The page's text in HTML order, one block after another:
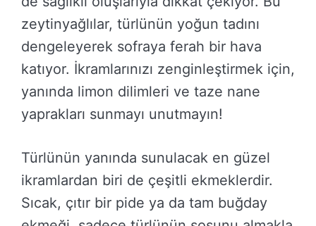
zeytinyağlılar, türlünün yoğun tadını
dengeleyerek sofraya ferah bir hava
katıyor. İkramlarınızı zenginleştirmek için,
yanında limon dilimleri ve taze nane
yaprakları sunmayı unutmayın!
Türlünün yanında sunulacak en güzel
ikramlardan biri de çeşitli ekmeklerdir.
Sıcak, çıtır bir pide ya da tam buğday